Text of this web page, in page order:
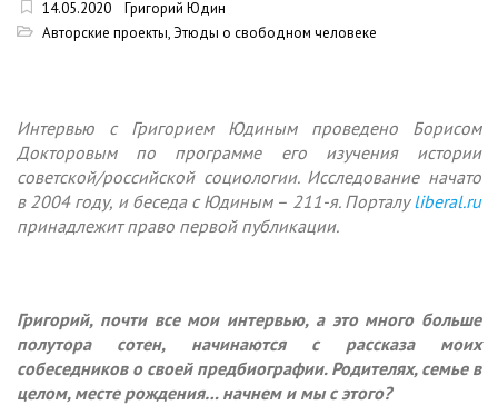
14.05.2020
Григорий Юдин
Авторские проекты,Этюды о свободном человеке
Интервью с Григорием Юдиным проведено Борисом
Докторовым по программе его изучения истории
советской/российской социологии. Исследование начато
в 2004 году, и беседа с Юдиным – 211-я. Порталуliberal.ru
принадлежит право первой публикации.
Григорий, почти все мои интервью, а это много больше
полутора сотен, начинаются с рассказа моих
собеседников о своей предбиографии. Родителях, семье в
целом, месте рождения… начнем и мы с этого?